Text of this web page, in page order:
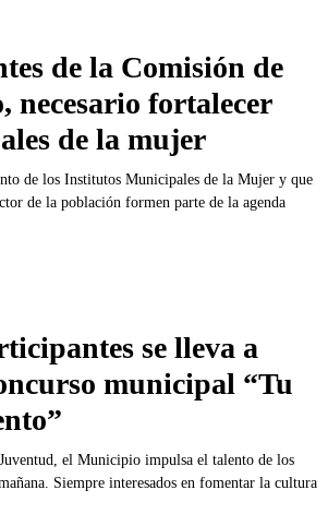
de la Comisión de
necesario fortalecer
de la mujer
de los Institutos Municipales de la Mujer y que
de la población formen parte de la agenda
se lleva a
municipal “Tu
el Municipio impulsa el talento de los
la cultura